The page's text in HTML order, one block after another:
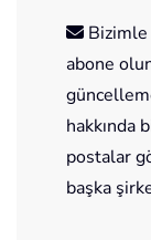
abone
hakkında
postalar
başka